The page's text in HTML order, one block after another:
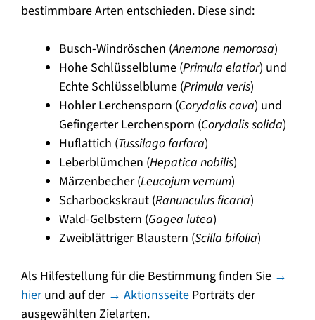
bestimmbare Arten entschieden. Diese sind:
Busch-Windröschen (Anemone nemorosa)
Hohe Schlüsselblume (Primula elatior) und
Echte Schlüsselblume (Primula veris)
Hohler Lerchensporn (Corydalis cava) und
Gefingerter Lerchensporn (Corydalis solida)
Huflattich (Tussilago farfara)
Leberblümchen (Hepatica nobilis)
Märzenbecher (Leucojum vernum)
Scharbockskraut (Ranunculus ficaria)
Wald-Gelbstern (Gagea lutea)
Zweiblättriger Blaustern (Scilla bifolia)
Als Hilfestellung für die Bestimmung finden Sie→
hierund auf der→ Aktionsseite Porträts der
ausgewählten Zielarten.